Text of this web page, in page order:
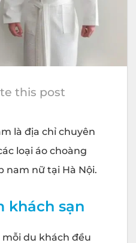
this post
là địa chỉ chuyên
loại áo choàng
nam nữ tại Hà Nội.
khách sạn
mỗi du khách đều